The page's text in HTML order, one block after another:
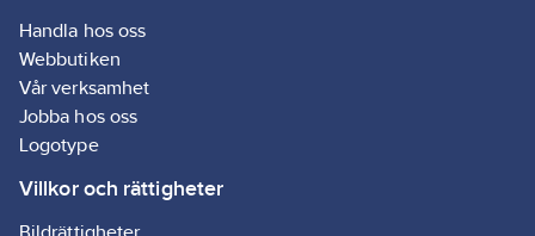
Handla hos oss
Webbutiken
Vår verksamhet
Jobba hos oss
Logotype
Villkor och rättigheter